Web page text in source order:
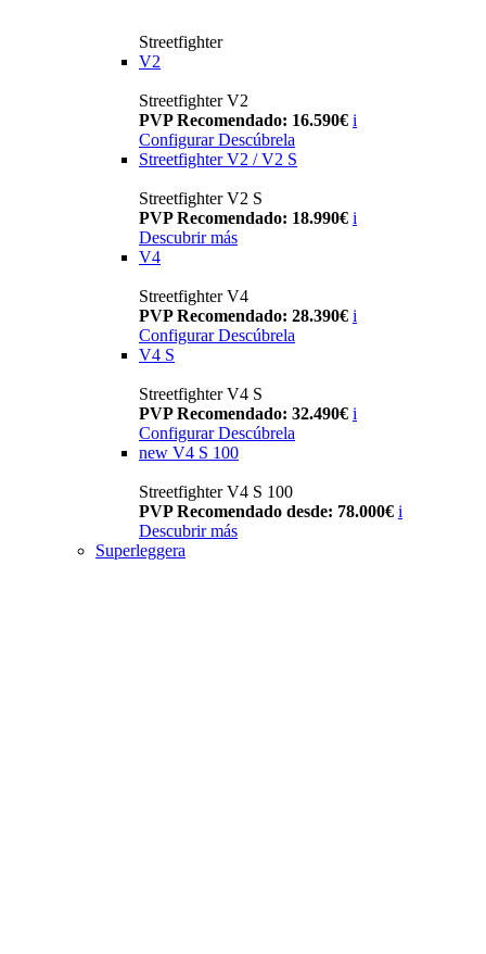
Streetfighter
V2
Streetfighter V2
PVP Recomendado: 16.590€ i
Configurar Descúbrela
Streetfighter V2 / V2 S
Streetfighter V2 S
PVP Recomendado: 18.990€ i
Descubrir más
V4
Streetfighter V4
PVP Recomendado: 28.390€ i
Configurar Descúbrela
V4 S
Streetfighter V4 S
PVP Recomendado: 32.490€ i
Configurar Descúbrela
new V4 S 100
Streetfighter V4 S 100
PVP Recomendado desde: 78.000€ i
Descubrir más
Superleggera